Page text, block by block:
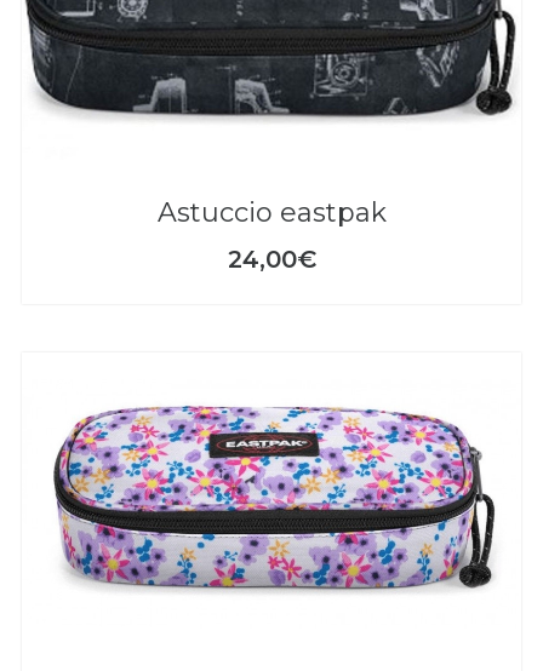
astuccio eastpak
24,00€